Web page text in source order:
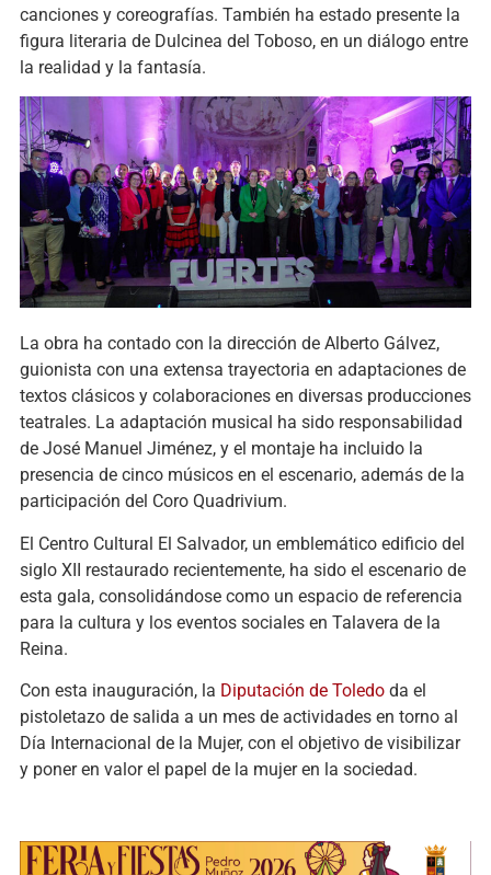
canciones y coreografías. También ha estado presente la
figura literaria de Dulcinea del Toboso, en un diálogo entre
la realidad y la fantasía.
La obra ha contado con la dirección de Alberto Gálvez,
guionista con una extensa trayectoria en adaptaciones de
textos clásicos y colaboraciones en diversas producciones
teatrales. La adaptación musical ha sido responsabilidad
de José Manuel Jiménez, y el montaje ha incluido la
presencia de cinco músicos en el escenario, además de la
participación del Coro Quadrivium.
El Centro Cultural El Salvador, un emblemático edificio del
siglo XII restaurado recientemente, ha sido el escenario de
esta gala, consolidándose como un espacio de referencia
para la cultura y los eventos sociales en Talavera de la
Reina.
Con esta inauguración, la Diputación de Toledoda el
pistoletazo de salida a un mes de actividades en torno al
Día Internacional de la Mujer, con el objetivo de visibilizar
y poner en valor el papel de la mujer en la sociedad.